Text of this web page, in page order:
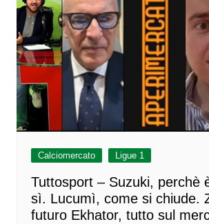
Calciomercato Ligue 1
Tuttosport – Suzuki, perchè
sì. Lucumì, come si chiude.
futuro Ekhator, tutto sul